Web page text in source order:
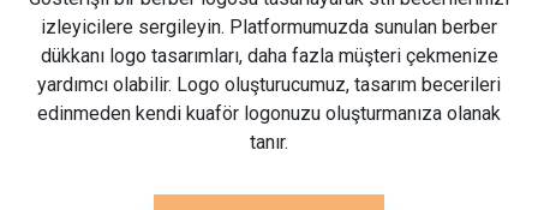
izleyicilere sergileyin. Platformumuzda sunulan berber
dükkanı logo tasarımları, daha fazla müşteri çekmenize
yardımcı olabilir. Logo oluşturucumuz, tasarım becerileri
edinmeden kendi kuaför logonuzu oluşturmanıza olanak
tanır.